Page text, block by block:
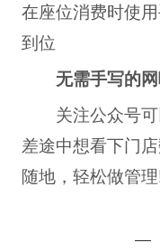
在座位消费时使
到位
无需手写的网
关注公众号可
差途中想看下门
随地，轻松做管